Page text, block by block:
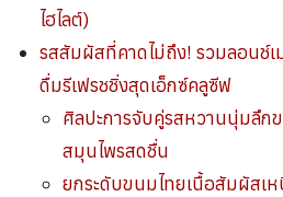
ไฮไลต์)
รสสัมผัสที่คาดไม่ถึง! รวมลอนช์
ดื่มรีเฟรชชิ่งสุดเอ็กซ์คลูซีฟ
ศิลปะการจับคู่รสหวานนุ่มลึก
สมุนไพรสดชื่น
ยกระดับขนมไทยเนื้อสัมผัสเ